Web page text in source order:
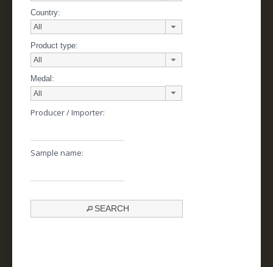
Country:
Product type:
Medal:
Producer / Importer:
Sample name:
SEARCH